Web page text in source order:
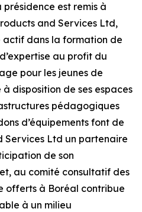
est remis à
and Services Ltd,
actif dans la formation de
au profit du
pour les jeunes de
à disposition de ses espaces
pédagogiques
d’équipements font de
Services Ltd un partenaire
de son
au comité consultatif des
offerts à Boréal contribue
à un milieu